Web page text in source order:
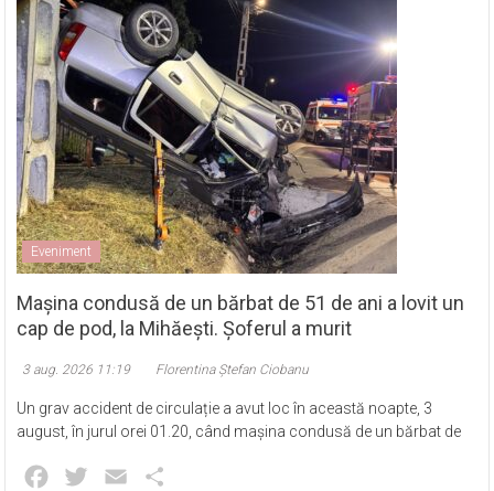
Eveniment
Mașina condusă de un bărbat de 51 de ani a lovit un
cap de pod, la Mihăești. Șoferul a murit
3 aug. 2026 11:19 Florentina Ștefan Ciobanu
Un grav accident de circulație a avut loc în această noapte, 3
august, în jurul orei 01.20, când mașina condusă de un bărbat de
Facebook
Twitter Email